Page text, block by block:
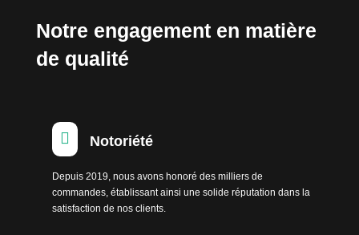
Notre engagement en matière
de qualité
 Notoriété
Depuis 2019, nous avons honoré des milliers de
commandes, établissant ainsi une solide réputation dans la
satisfaction de nos clients.